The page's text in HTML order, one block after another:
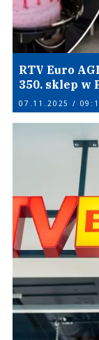
RTV Euro
350. sklep w
07.11.2025 /